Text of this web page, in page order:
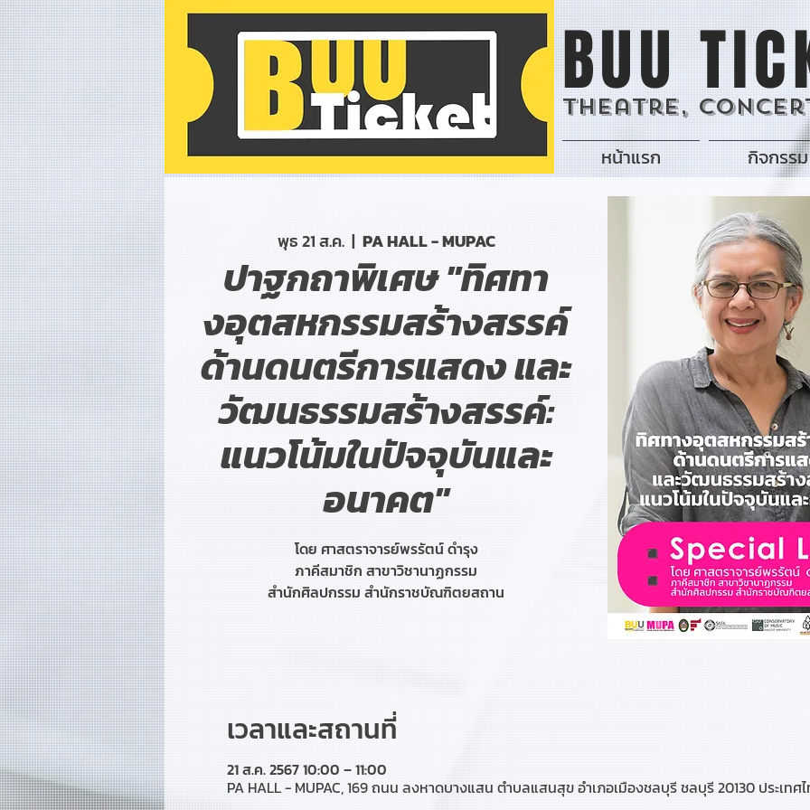
BUU
Theatre,
หน้าแรก กิจกรรม
พุธ 21 ส.ค.
  |
PA HALL - MUPAC
ปาฐกถาพิเศษ "ทิศทา
งอุตสหกรรมสร้างสรรค์
ด้านดนตรีการแสดง และ
วัฒนธรรมสร้างสรรค์:
แนวโน้มในปัจจุบันและ
อนาคต"
โดย ศาสตราจารย์พรรัตน์ ดำรุง
ภาคีสมาชิก สาขาวิชานาฏกรรม
สำนักศิลปกรรม สำนักราชบัณฑิตยสถาน
เวลาและสถานที่
21 ส.ค. 2567 10:00 – 11:00
PA HALL - MUPAC, 169 ถนน ลงหาดบางแสน ตำบลแสนสุข อำเภอเมืองชลบุรี ชลบุรี 20130 ประเทศ